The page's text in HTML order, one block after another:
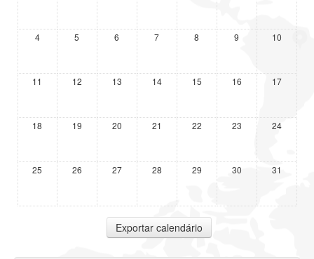
4 5 6 7 8 9 10
11 12 13 14 15 16 17
18 19 20 21 22 23 24
25 26 27 28 29 30 31